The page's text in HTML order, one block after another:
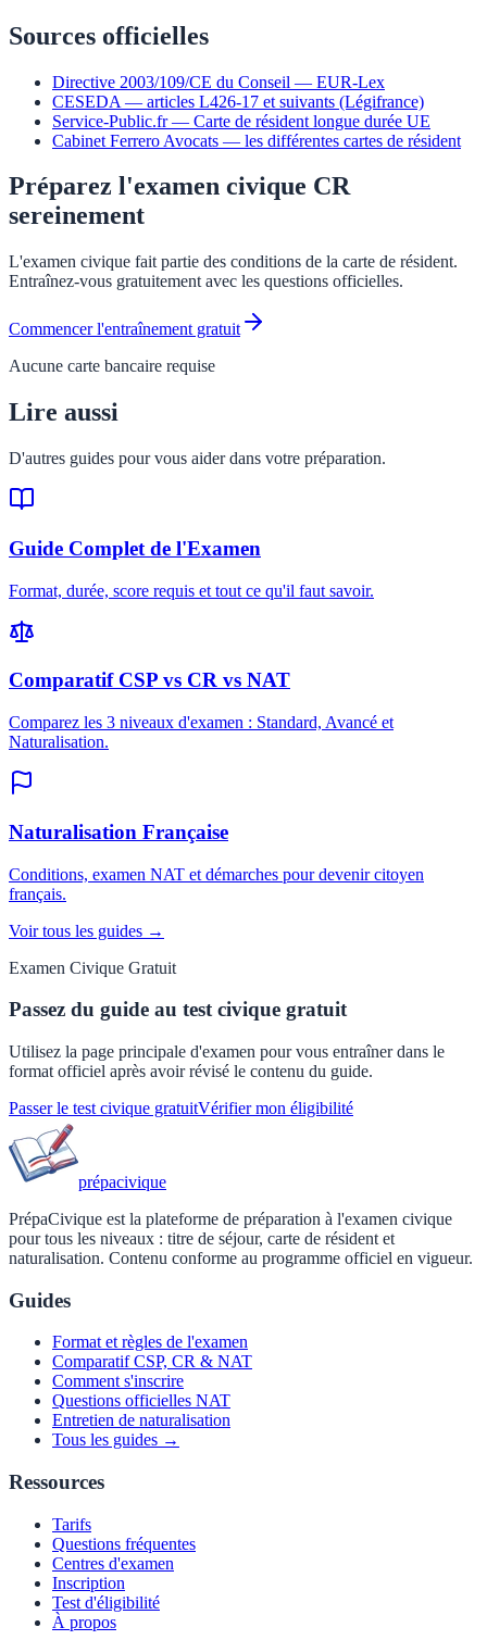
Sources officielles
Directive 2003/109/CE du Conseil — EUR-Lex
CESEDA — articles L426-17 et suivants (Légifrance)
Service-Public.fr — Carte de résident longue durée UE
Cabinet Ferrero Avocats — les différentes cartes de résident
Préparez l'examen civique CR
sereinement
L'examen civique fait partie des conditions de la carte de résident.
Entraînez-vous gratuitement avec les questions officielles.
Commencer l'entraînement gratuit
Aucune carte bancaire requise
Lire aussi
D'autres guides pour vous aider dans votre préparation.
Guide Complet de l'Examen
Format, durée, score requis et tout ce qu'il faut savoir.
Comparatif CSP vs CR vs NAT
Comparez les 3 niveaux d'examen : Standard, Avancé et
Naturalisation.
Naturalisation Française
Conditions, examen NAT et démarches pour devenir citoyen
français.
Voir tous les guides →
Examen Civique Gratuit
Passez du guide au test civique gratuit
Utilisez la page principale d'examen pour vous entraîner dans le
format officiel après avoir révisé le contenu du guide.
Passer le test civique gratuitVérifier mon éligibilité
prépacivique
PrépaCivique est la plateforme de préparation à l'examen civique
pour tous les niveaux : titre de séjour, carte de résident et
naturalisation. Contenu conforme au programme officiel en vigueur.
Guides
Format et règles de l'examen
Comparatif CSP, CR & NAT
Comment s'inscrire
Questions officielles NAT
Entretien de naturalisation
Tous les guides →
Ressources
Tarifs
Questions fréquentes
Centres d'examen
Inscription
Test d'éligibilité
À propos